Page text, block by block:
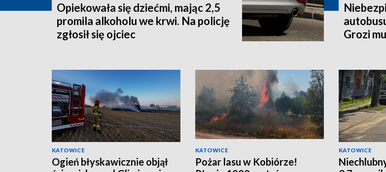
Opiekowała się dziećmi, mając 2,5
promila alkoholu we krwi. Na policję
zgłosił się ojciec
Grozi
KATOWICE
Ogień błyskawicznie objął
KATOWICE
Pożar lasu w Kobiórze!
KATOWICE